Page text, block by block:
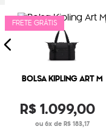
FRETE GRÁTIS
BOLSA KIPLING ART M
R$1.099,00
ou 6x de R$ 183,17